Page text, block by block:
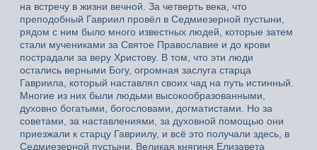
на встречу в жизни вечной. За четверть века, что
преподобный Гавриил провёл в Седмиезерной пустыни,
рядом с ним было много известных людей, которые затем
стали мучениками за Святое Православие и до крови
пострадали за веру Христову. В том, что эти люди
остались верными Богу, огромная заслуга старца
Гавриила, который наставлял своих чад на путь истинный.
Многие из них были людьми высокообразованными,
духовно богатыми, богословами, догматистами. Но за
советами, за наставлениями, за духовной помощью они
приезжали к старцу Гавриилу, и всё это получали здесь, в
Седмиезерной пустыни. Великая княгиня Елизавета